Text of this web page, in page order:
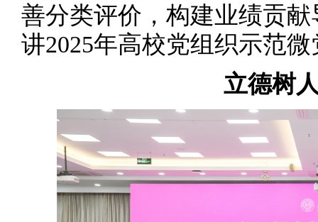
善分类评价，构建业绩贡
讲2025年高校党组织示范
立德树